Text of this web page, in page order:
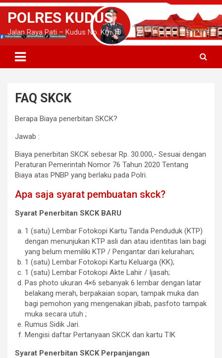
S
p
c
POLRES KUDUS
Jalan Raya Pati – Kudus No. Km 10
FAQ SKCK
Berapa Biaya penerbitan SKCK?
Jawab :
Biaya penerbitan SKCK sebesar Rp. 30.000,- Sesuai dengan
Peraturan Pemerintah Nomor 76 Tahun 2020 Tentang
Biaya atas PNBP yang berlaku pada Polri.
Apa saja syarat pembuatan skck?
Syarat Penerbitan SKCK BARU
1 (satu) Lembar Fotokopi Kartu Tanda Penduduk (KTP)
dengan menunjukan KTP asli dan atau identitas lain bagi
yang belum memiliki KTP / Pengantar dari kelurahan;
1 (satu) Lembar Fotokopi Kartu Keluarga (KK);
1 (satu) Lembar Fotokopi Akte Lahir / Ijasah;
Pas photo ukuran 4×6 sebanyak 6 lembar dengan latar
belakang merah, berpakaian sopan, tampak muka dan
bagi pemohon yang mengenakan jilbab, pasfoto tampak
muka secara utuh ;
Rumus Sidik Jari.
Mengisi daftar Pertanyaan SKCK dan kartu TIK
Syarat Penerbitan SKCK Perpanjangan